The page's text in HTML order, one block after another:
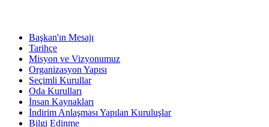
Başkan'ın Mesajı
Tarihçe
Misyon ve Vizyonumuz
Organizasyon Yapısı
Seçimli Kurullar
Oda Kurulları
İnsan Kaynakları
İndirim Anlaşması Yapılan Kuruluşlar
Bilgi Edinme